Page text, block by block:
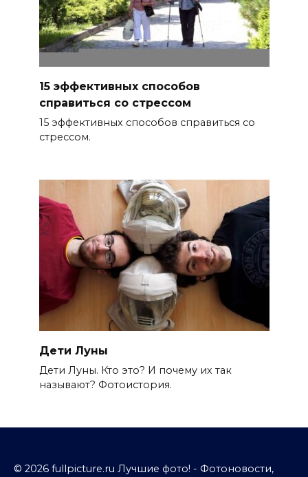
15 эффективных способов
справиться со стрессом
15 эффективных способов справиться со
стрессом.
Дети Луны
Дети Луны. Кто это? И почему их так
называют? Фотоистория.
© 2026 fullpicture.ru Лучшие фото! - Фотоновости,